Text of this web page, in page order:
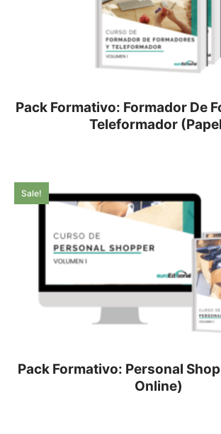
Pack Formativo: Formador De
Teleformador
Sale!
Pack Formativo: Personal
Online)